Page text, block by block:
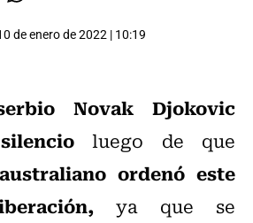
de enero de 2022 | 10:19
Novak Djokovic
luego de que
ordenó este
ya que se